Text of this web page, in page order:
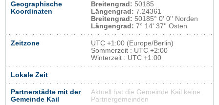
Geographische
Koordinaten
Breitengrad: 50185
Längengrad: 7.24361
Breitengrad: 50185° 0' 0'' Norden
Längengrad: 7° 14' 37'' Osten
Zeitzone UTC +1:00 (Europe/Berlin)
Sommerzeit : UTC +2:00
Winterzeit : UTC +1:00
Lokale Zeit
Partnerstädte mit der
Gemeinde Kail
Aktuell hat die Gemeinde Kail keine
Partnergemeinden